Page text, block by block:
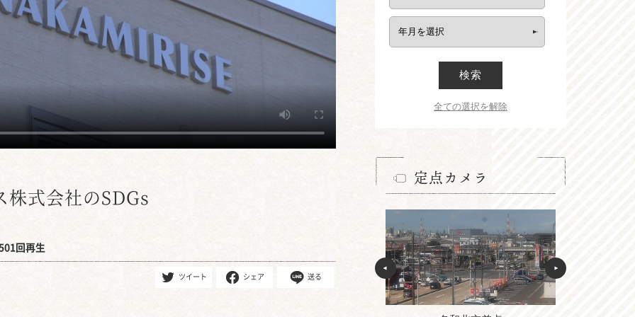
式会社のSDGs
回再生
ツイート シェア 送る
検索
全ての選択を解除
定点カメラ